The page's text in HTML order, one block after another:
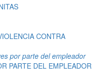
CONTRA
por parte del empleador
PARTE DEL EMPLEADOR